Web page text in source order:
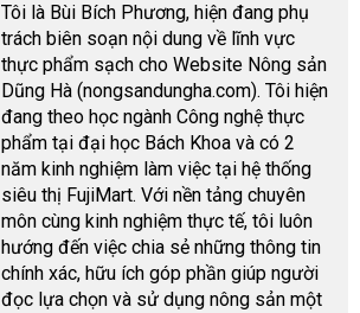
Tôi là Bùi Bích Phương, hiện đang phụ
trách biên soạn nội dung về lĩnh vực
thực phẩm sạch cho Website Nông sản
Dũng Hà (nongsandungha.com). Tôi hiện
đang theo học ngành Công nghệ thực
phẩm tại đại học Bách Khoa và có 2
năm kinh nghiệm làm việc tại hệ thống
siêu thị FujiMart. Với nền tảng chuyên
môn cùng kinh nghiệm thực tế, tôi luôn
hướng đến việc chia sẻ những thông tin
chính xác, hữu ích góp phần giúp người
đọc lựa chọn và sử dụng nông sản một